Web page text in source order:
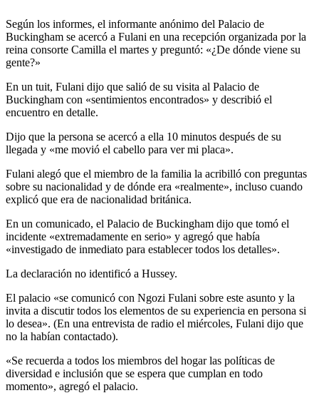
Según los informes, el informante anónimo del Palacio de
Buckingham se acercó a Fulani en una recepción organizada por la
reina consorte Camilla el martes y preguntó: «¿De dónde viene su
gente?»
En un tuit, Fulani dijo que salió de su visita al Palacio de
Buckingham con «sentimientos encontrados» y describió el
encuentro en detalle.
Dijo que la persona se acercó a ella 10 minutos después de su
llegada y «me movió el cabello para ver mi placa».
Fulani alegó que el miembro de la familia la acribilló con preguntas
sobre su nacionalidad y de dónde era «realmente», incluso cuando
explicó que era de nacionalidad británica.
En un comunicado, el Palacio de Buckingham dijo que tomó el
incidente «extremadamente en serio» y agregó que había
«investigado de inmediato para establecer todos los detalles».
La declaración no identificó a Hussey.
El palacio «se comunicó con Ngozi Fulani sobre este asunto y la
invita a discutir todos los elementos de su experiencia en persona si
lo desea». (En una entrevista de radio el miércoles, Fulani dijo que
no la habían contactado).
«Se recuerda a todos los miembros del hogar las políticas de
diversidad e inclusión que se espera que cumplan en todo
momento», agregó el palacio.